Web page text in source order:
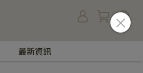
最新資訊